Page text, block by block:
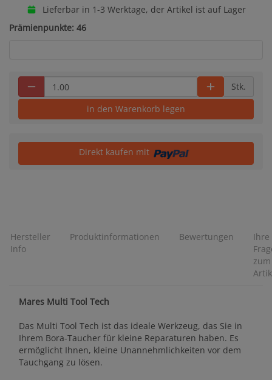
Lieferbar in 1-3 Werktage, der Artikel ist auf Lager
Prämienpunkte: 46
Stk.
in den Warenkorb legen
Direkt kaufen mit
Hersteller
Info
Produktinformationen Bewertungen
Ihre
zum
Mares Multi Tool Tech
Das Multi Tool Tech ist das ideale Werkzeug, das Sie in
Ihrem Bora-Taucher für kleine Reparaturen haben. Es
ermöglicht Ihnen, kleine Unannehmlichkeiten vor dem
Tauchgang zu lösen.